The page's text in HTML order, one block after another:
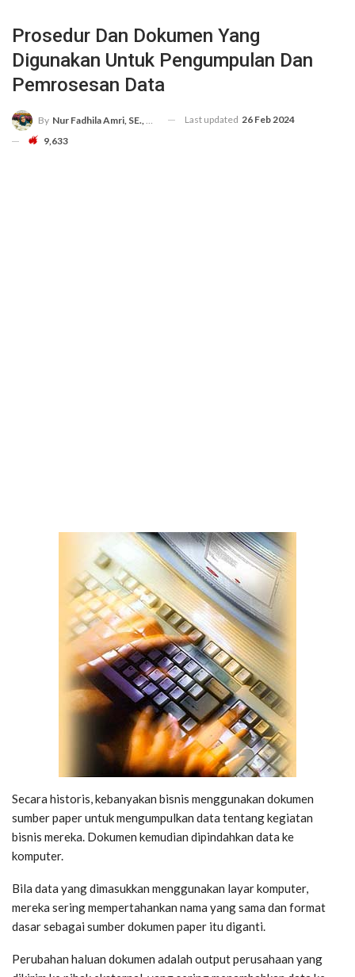
Prosedur Dan Dokumen Yang
Digunakan Untuk Pengumpulan Dan
Pemrosesan Data
By Nur Fadhila Amri, SE., Ak., M.Si Last updated 26 Feb 2024
9,633
Secara historis, kebanyakan bisnis menggunakan dokumen
sumber paper untuk mengumpulkan data tentang kegiatan
bisnis mereka. Dokumen kemudian dipindahkan data ke
komputer.
Bila data yang dimasukkan menggunakan layar komputer,
mereka sering mempertahankan nama yang sama dan format
dasar sebagai sumber dokumen paper itu diganti.
Perubahan haluan dokumen adalah output perusahaan yang